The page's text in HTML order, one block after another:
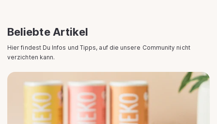
Beliebte Artikel
Hier findest Du Infos und Tipps, auf die unsere Community nicht
verzichten kann.